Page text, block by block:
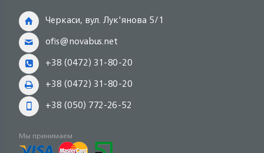
Черкаси, вул. Лук'янова 5/1
ofis@novabus.net
+38 (0472) 31-80-20
+38 (0472) 31-80-20
+38 (050) 772-26-52
Мы принимаем